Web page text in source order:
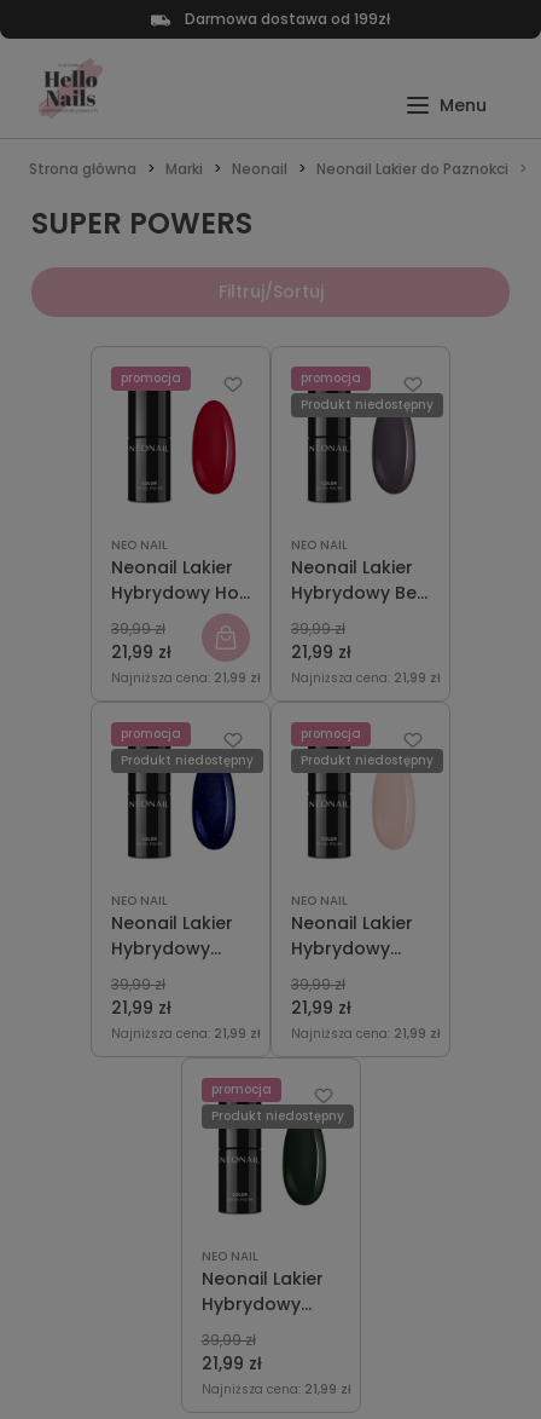
Darmowa dostawa od 199zł
Strona główna Marki Neonail Neonail Lakier do Paznokci
SUPER POWERS
Filtruj/Sortuj
NEO NAIL
Neonail Lakier
Hybrydowy Hot
Me 7,2 ml
21,99 zł
39,99 zł
Najniższa cena: 21,99 zł
promocja
NEO NAIL
Neonail Lakier
Hybrydowy Be
Helpful 7,2 ml
21,99 zł
39,99 zł
Najniższa cena: 21,99 zł
promocja
Produkt niedostępny
NEO NAIL
Neonail Lakier
Hybrydowy
Born Proud 7,2
ml
21,99 zł
39,99 zł
Najniższa cena: 21,99 zł
promocja
Produkt niedostępny
NEO NAIL
Neonail Lakier
Hybrydowy
Brave Everyday
7,2 ml
21,99 zł
39,99 zł
Najniższa cena: 21,99 zł
promocja
Produkt niedostępny
NEO NAIL
Neonail Lakier
Hybrydowy
Dream Life 7,2
ml
21,99 zł
39,99 zł
Najniższa cena: 21,99 zł
promocja
Produkt niedostępny